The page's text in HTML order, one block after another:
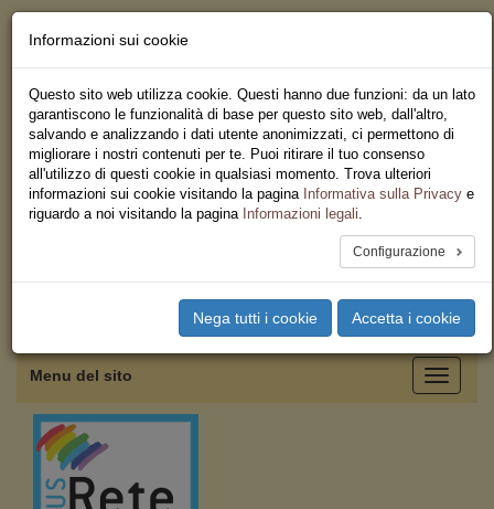
Servizi
Iscriviti
Ricerca
Area Stampa
Privacy
Federazione Regionale USB
Toggle
Menu del sito
Informazioni sui cookie
Questo sito web utilizza cookie. Questi hanno due funzioni: da un lato
garantiscono le funzionalità di base per questo sito web, dall'altro,
salvando e analizzando i dati utente anonimizzati, ci permettono di
migliorare i nostri contenuti per te. Puoi ritirare il tuo consenso
all'utilizzo di questi cookie in qualsiasi momento. Trova ulteriori
informazioni sui cookie visitando la pagina Informativa sulla Privacy e
riguardo a noi visitando la pagina Informazioni legali.
Configurazione
Nega tutti i cookie Accetta i cookie